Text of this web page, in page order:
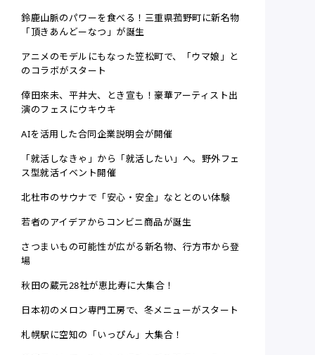
鈴鹿山脈のパワーを食べる！三重県菰野町に新名物
「頂きあんどーなつ」が誕生
アニメのモデルにもなった笠松町で、「ウマ娘」と
のコラボがスタート
倖田來未、平井大、とき宣も！豪華アーティスト出
演のフェスにウキウキ
AIを活用した合同企業説明会が開催
「就活しなきゃ」から「就活したい」へ。野外フェ
ス型就活イベント開催
北杜市のサウナで「安心・安全」なととのい体験
若者のアイデアからコンビニ商品が誕生
さつまいもの可能性が広がる新名物、行方市から登
場
秋田の蔵元28社が恵比寿に大集合！
日本初のメロン専門工房で、冬メニューがスタート
札幌駅に空知の「いっぴん」大集合！